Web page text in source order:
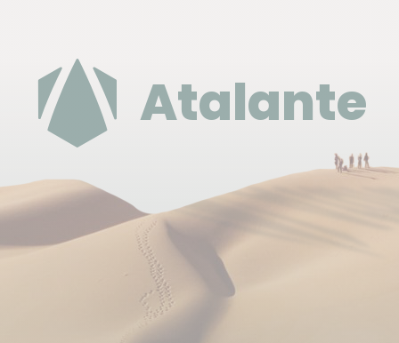
Il s'agit d'une pratique usuelle et non obligatoire.
Selon votre satisfaction à la fin de votre voyage, il
est d'usage de donner un pourboire à votre guide et
à l'équipe locale. Il doit être adapté en fonction du
niveau de vie du pays et de la durée de votre
voyage. C'est votre geste d'appréciation par rapport
à la prestation reçue.
Pour le Botswana, il est en général de tradition de
donner environ 50 € par participant pour le guide et
environ 30 € par participant pour l'ensemble de
Atalante